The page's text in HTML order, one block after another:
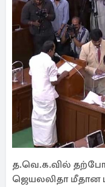
த.வெ.க.வில்
ஜெயலலிதா மீதான